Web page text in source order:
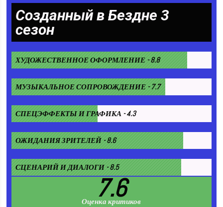
Созданный в Бездне 3
сезон
ХУДОЖЕСТВЕННОЕ ОФОРМЛЕНИЕ - 8.8
МУЗЫКАЛЬНОЕ СОПРОВОЖДЕНИЕ - 7.7
СПЕЦЭФФЕКТЫ И ГРАФИКА - 4.3
ОЖИДАНИЯ ЗРИТЕЛЕЙ - 8.6
СЦЕНАРИЙ И ДИАЛОГИ - 8.5
7.6
Оценка критиков